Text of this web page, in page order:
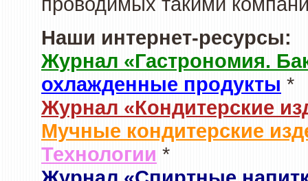
Наши интернет-ресурсы:
Журнал «Гастрономия.
охлажденные продукты *
Журнал «Кондитерские
Мучные кондитерские
Технологии *